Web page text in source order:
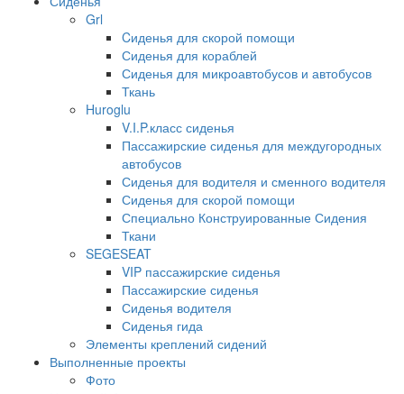
Grl
Cиденья для скорой помощи
Сиденья для кораблей
Сиденья для микроавтобусов и автобусов
Ткань
Huroglu
V.I.P.класс сиденья
Пассажирские сиденья для междугородных
автобусов
Сиденья для водителя и сменного водителя
Сиденья для скорой помощи
Специально Конструированные Сидения
Ткани
SEGESEAT
VIP пассажирские сиденья
Пассажирские сиденья
Сиденья водителя
Сиденья гида
Элементы креплений сидений
Выполненные проекты
Фото